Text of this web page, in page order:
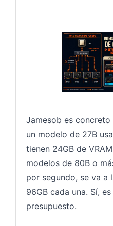
Jamesob es
un modelo de 27B
tienen 24GB de
modelos de 80B o
por segundo, se va a
96GB cada una. Sí,
presupuesto.